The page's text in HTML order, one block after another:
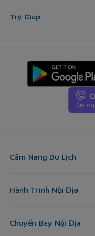
Trợ Giúp
Cẩm Nang Du Lịch
Hành Trình Nội Địa
Chuyến Bay Nội Địa